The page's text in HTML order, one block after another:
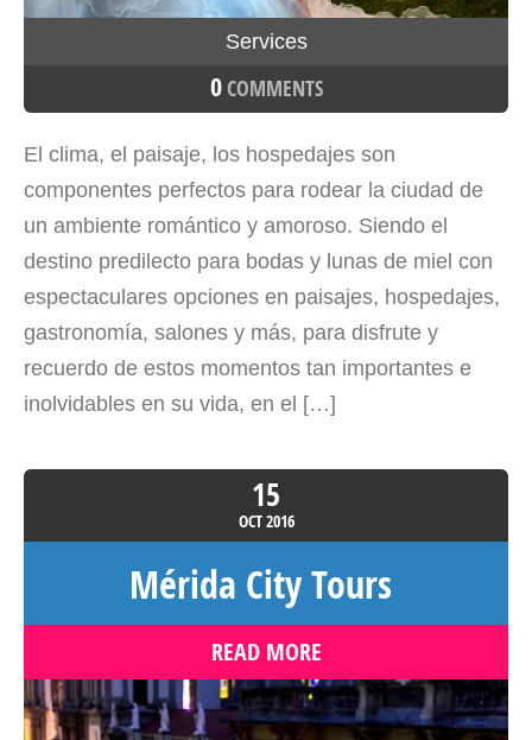
Services
0COMMENTS
El clima, el paisaje, los hospedajes son
componentes perfectos para rodear la ciudad de
un ambiente romántico y amoroso. Siendo el
destino predilecto para bodas y lunas de miel con
espectaculares opciones en paisajes, hospedajes,
gastronomía, salones y más, para disfrute y
recuerdo de estos momentos tan importantes e
inolvidables en su vida, en el […]
15
OCT2016
Mérida City Tours
READ MORE